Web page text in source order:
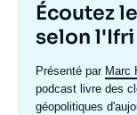
Titre
mis
en
avant
Écoutez
selon l'Ifri
Texte
accroche
Présenté par Marc
podcast livre des
géopolitiques